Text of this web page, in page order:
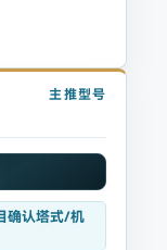
主推型号
确认塔式/机